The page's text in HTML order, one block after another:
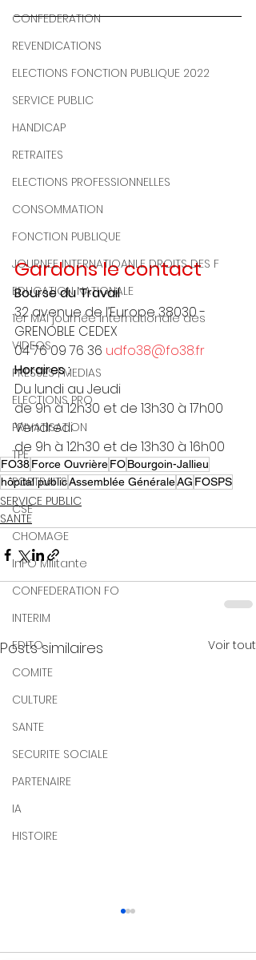
CONFEDERATION
REVENDICATIONS
ELECTIONS FONCTION PUBLIQUE 2022
SERVICE PUBLIC
HANDICAP
RETRAITES
ELECTIONS PROFESSIONNELLES
CONSOMMATION
FONCTION PUBLIQUE
JOURNEE INTERNATIOANLE DROITS DES F
EDUCATION NATIONALE
1er MAI journée internationale des
VIDEOS
PRESSES | MEDIAS
ELECTIONS PRO
PRIVATISATION
TPE
PORTRAITS
CSE
CHOMAGE
InFO Militante
CONFEDERATION FO
INTERIM
EDITO
COMITE
CULTURE
SANTE
SECURITE SOCIALE
PARTENAIRE
IA
HISTOIRE
Gardons le contact
Bourse du Travail
32 avenue de l’Europe 38030 -
GRENOBLE CEDEX
04 76 09 76 36 udfo38@fo38.fr
Horaires :
Du lundi au Jeudi
de 9h à 12h30 et de 13h30 à 17h00
Vendredi
de 9h à 12h30 et de 13h30 à 16h00
FO38Force OuvrièreFOBourgoin-Jallieu
hôpital publicAssemblée GénéraleAG FOSPS
SERVICE PUBLIC
SANTE
Posts similaires Voir tout